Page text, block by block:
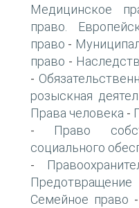
Медицинское
право.
право -
право -
-
розыскная
Права человека -
- Право
социального
-
Предотвращение
Семейное право -